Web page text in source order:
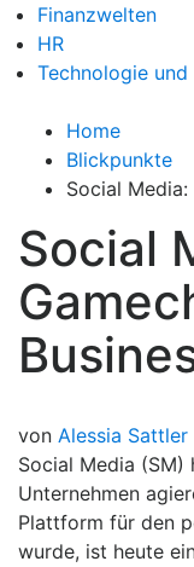
Finanzwelten
HR
Technologie und
Home
Blickpunkte
Social
Social
von Alessia Sattler
Social Media (SM)
Unternehmen
Plattform für den
wurde, ist heute